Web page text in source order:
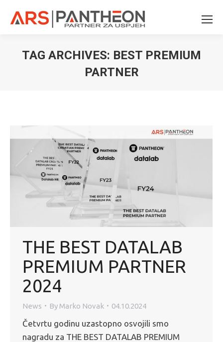
TAG ARCHIVES: BEST PREMIUM
PARTNER
THE BEST DATALAB
PREMIUM PARTNER
2024
News By Marko Novak 04.10.2024
Četvrtu godinu uzastopno osvojili smo
nagradu za THE BEST DATALAB PREMIUM